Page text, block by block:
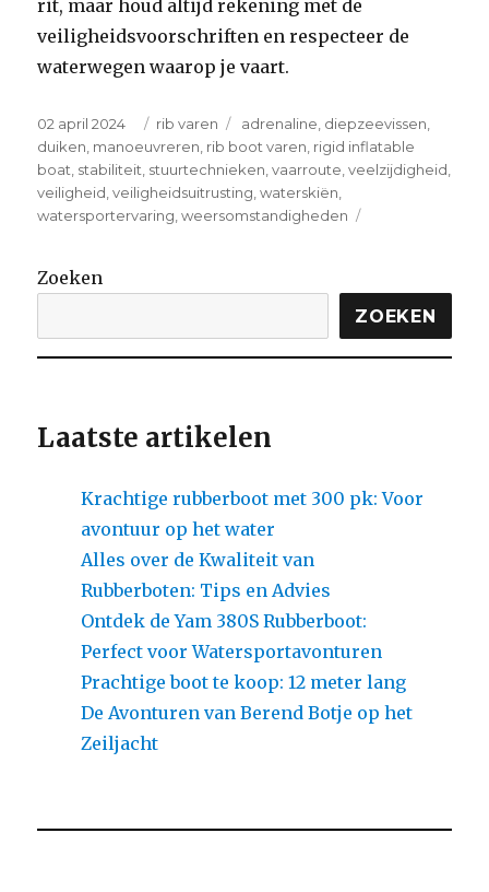
rit, maar houd altijd rekening met de
veiligheidsvoorschriften en respecteer de
waterwegen waarop je vaart.
Posted
on
02 april 2024 Categories
rib varen Tags
adrenaline diepzeevissen
duiken manoeuvreren rib boot varen rigid inflatable
boat stabiliteit stuurtechnieken ,vaarroute ,veelzijdigheid
veiligheid ,veiligheidsuitrusting ,waterskiën
watersportervaring ,weersomstandigheden
Boot
Zoeken
ZOEKEN
Laatste artikelen
Krachtige rubberboot met 300 pk: Voor
avontuur op het water
Alles over de Kwaliteit van
Rubberboten: Tips en Advies
Ontdek de Yam 380S Rubberboot:
Perfect voor Watersportavonturen
Prachtige boot te koop: 12 meter lang
De Avonturen van Berend Botje op het
Zeiljacht